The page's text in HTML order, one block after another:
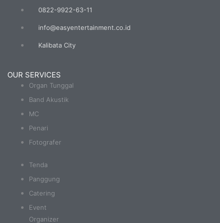
0822-9922-63-11
info@easyentertainment.co.id
Kalibata City
OUR SERVICES
Organ Tunggal
Band Akustik
MC
Penari
Fotografer
Tenda
Panggung
Catering
Event
Organizer